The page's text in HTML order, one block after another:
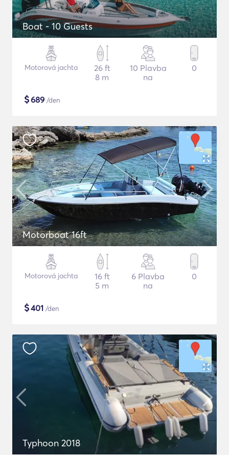
Boat - 10 Guests
Motorová jachta
26 ft
8 m
10 Plavba
na
0
$689 /den
Motorboat 16ft
Motorová jachta
16 ft
5 m
6 Plavba
na
0
$401 /den
Typhoon 2018